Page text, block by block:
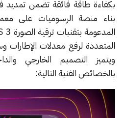
طاقة فائقة تضمن تمديد
لرفع معدلات الإطارات
التصميم الخارجي
الفنية التالية: